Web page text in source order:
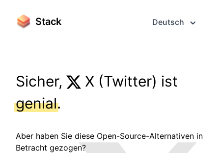
Stack Deutsch
Sicher,
X (Twitter) ist
genial.
Aber haben Sie diese Open-Source-Alternativen in
Betracht gezogen?